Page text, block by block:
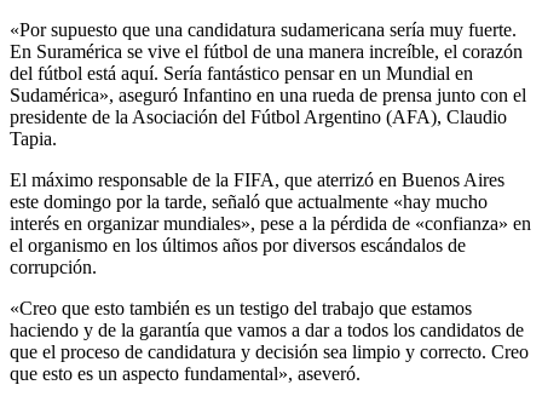
«Por supuesto que una candidatura sudamericana sería muy fuerte.
En Suramérica se vive el fútbol de una manera increíble, el corazón
del fútbol está aquí. Sería fantástico pensar en un Mundial en
Sudamérica», aseguró Infantino en una rueda de prensa junto con el
presidente de la Asociación del Fútbol Argentino (AFA), Claudio
Tapia.
El máximo responsable de la FIFA, que aterrizó en Buenos Aires
este domingo por la tarde, señaló que actualmente «hay mucho
interés en organizar mundiales», pese a la pérdida de «confianza» en
el organismo en los últimos años por diversos escándalos de
corrupción.
«Creo que esto también es un testigo del trabajo que estamos
haciendo y de la garantía que vamos a dar a todos los candidatos de
que el proceso de candidatura y decisión sea limpio y correcto. Creo
que esto es un aspecto fundamental», aseveró.